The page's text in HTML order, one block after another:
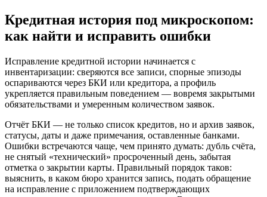
Кредитная история под микроскопом:
как найти и исправить ошибки
Исправление кредитной истории начинается с
инвентаризации: сверяются все записи, спорные эпизоды
оспариваются через БКИ или кредитора, а профиль
укрепляется правильным поведением — вовремя закрытыми
обязательствами и умеренным количеством заявок.
Отчёт БКИ — не только список кредитов, но и архив заявок,
статусы, даты и даже примечания, оставленные банками.
Ошибки встречаются чаще, чем принято думать: дубль счёта,
не снятый «технический» просроченный день, забытая
отметка о закрытии карты. Правильный порядок таков:
выяснить, в каком бюро хранится запись, подать обращение
на исправление с приложением подтверждающих